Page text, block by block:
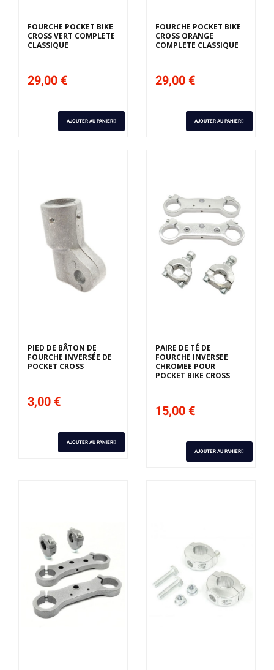
FOURCHE POCKET BIKE
CROSS VERT COMPLETE
CLASSIQUE
29,00 €
AJOUTER AU PANIER
FOURCHE POCKET BIKE
CROSS ORANGE
COMPLETE CLASSIQUE
29,00 €
AJOUTER AU PANIER
PIED DE BÂTON DE
FOURCHE INVERSÉE DE
POCKET CROSS
3,00 €
AJOUTER AU PANIER
PAIRE DE TÉ DE
FOURCHE INVERSEE
CHROMEE POUR
POCKET BIKE CROSS
15,00 €
AJOUTER AU PANIER